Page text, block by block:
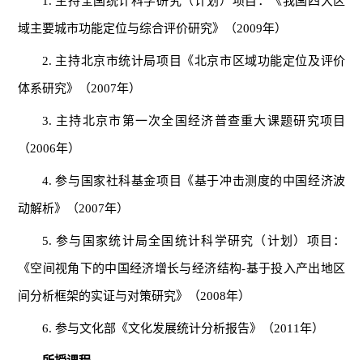
域主要城市功能定位与综合评价研究》（2009年）
2. 主持北京市统计局项目《北京市区域功能定位及评价
体系研究》（2007年）
3. 主持北京市第一次全国经济普查重大课题研究项目
（2006年）
4. 参与国家社科基金项目《基于冲击测度的中国经济波
动解析》（2007年）
5. 参与国家统计局全国统计科学研究（计划）项目：
《空间视角下的中国经济增长与经济结构-基于投入产出地区
间分析框架的实证与对策研究》（2008年）
6. 参与文化部《文化发展统计分析报告》（2011年）